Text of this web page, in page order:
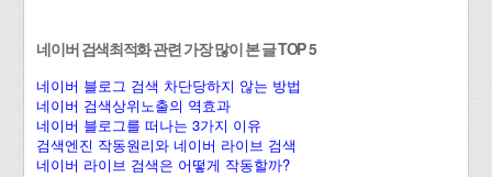
네이버 검색최적화 관련 가장 많이 본 글 TOP 5
네이버 블로그 검색 차단당하지 않는 방법
네이버 검색상위노출의 역효과
네이버 블로그를 떠나는 3가지 이유
검색엔진 작동원리와 네이버 라이브 검색
네이버 라이브 검색은 어떻게 작동할까?